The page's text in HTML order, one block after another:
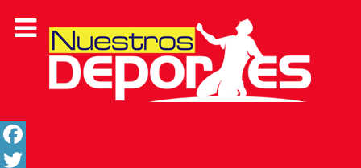
Facebook